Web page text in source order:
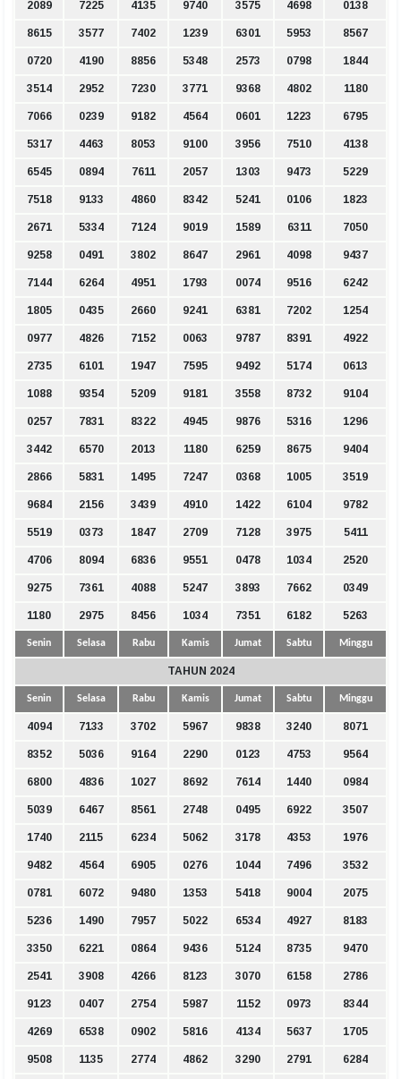
2089 7225 4135 9740 3575 4698 0138
8615 3577 7402 1239 6301 5953 8567
0720 4190 8856 5348 2573 0798 1844
3514 2952 7230 3771 9368 4802 1180
7066 0239 9182 4564 0601 1223 6795
5317 4463 8053 9100 3956 7510 4138
6545 0894 7611 2057 1303 9473 5229
7518 9133 4860 8342 5241 0106 1823
2671 5334 7124 9019 1589 6311 7050
9258 0491 3802 8647 2961 4098 9437
7144 6264 4951 1793 0074 9516 6242
1805 0435 2660 9241 6381 7202 1254
0977 4826 7152 0063 9787 8391 4922
2735 6101 1947 7595 9492 5174 0613
1088 9354 5209 9181 3558 8732 9104
0257 7831 8322 4945 9876 5316 1296
3442 6570 2013 1180 6259 8675 9404
2866 5831 1495 7247 0368 1005 3519
9684 2156 3439 4910 1422 6104 9782
5519 0373 1847 2709 7128 3975 5411
4706 8094 6836 9551 0478 1034 2520
9275 7361 4088 5247 3893 7662 0349
1180 2975 8456 1034 7351 6182 5263
Senin Selasa Rabu Kamis Jumat Sabtu Minggu
TAHUN 2024
Senin Selasa Rabu Kamis Jumat Sabtu Minggu
4094 7133 3702 5967 9838 3240 8071
8352 5036 9164 2290 0123 4753 9564
6800 4836 1027 8692 7614 1440 0984
5039 6467 8561 2748 0495 6922 3507
1740 2115 6234 5062 3178 4353 1976
9482 4564 6905 0276 1044 7496 3532
0781 6072 9480 1353 5418 9004 2075
5236 1490 7957 5022 6534 4927 8183
3350 6221 0864 9436 5124 8735 9470
2541 3908 4266 8123 3070 6158 2786
9123 0407 2754 5987 1152 0973 8344
4269 6538 0902 5816 4134 5637 1705
9508 1135 2774 4862 3290 2791 6284